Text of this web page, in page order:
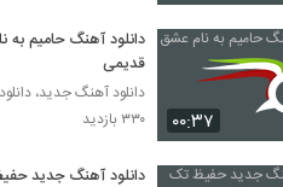
۰۰:۳۷
دانلود آهنگ حامیم به
قدیمی
۳۳۰ بازدید
دانلود آهنگ جدید